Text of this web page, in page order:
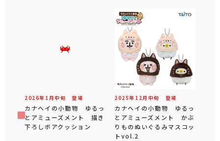
2026年 1 月中旬 登場
カナヘイの小動物 ゆるっ
とアミューズメント 描き
下ろしボアクッション
2025年 12 月 中旬 登場
カナヘイの小動物 ゆるっ
とアミューズメント かぶ
りものぬいぐるみマスコッ
トvol.2